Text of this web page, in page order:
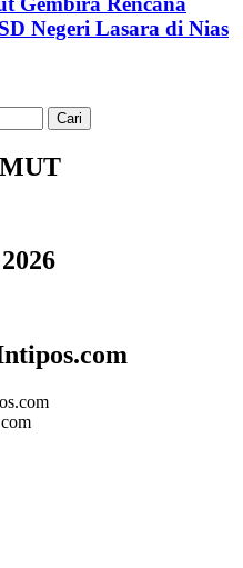
Negeri Lasara di Nias